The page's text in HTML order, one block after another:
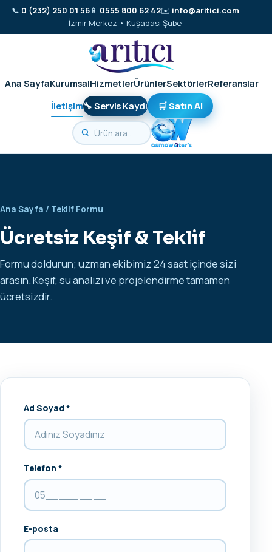
📞 0 (232) 250 01 56📱 0555 800 62 42✉️ info@aritici.com
İzmir Merkez • Kuşadası Şube
Ana SayfaKurumsalHizmetlerÜrünlerSektörlerReferanslar
İletişim🔧 Servis Kaydı 🛒 Satın Al
Ana Sayfa / Teklif Formu
Ücretsiz Keşif & Teklif
Formu doldurun; uzman ekibimiz 24 saat içinde sizi
arasın. Keşif, su analizi ve projelendirme tamamen
ücretsizdir.
Ad Soyad *
Telefon *
E-posta